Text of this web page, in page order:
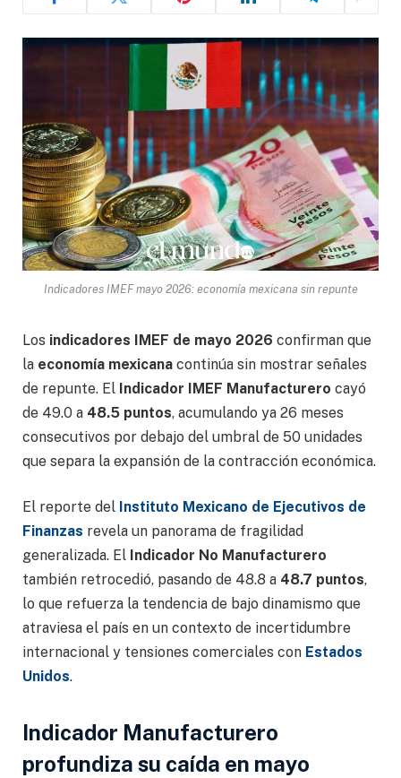
Indicadores IMEF mayo 2026: economía mexicana sin repunte
Los indicadores IMEF de mayo 2026 confirman que
la economía mexicana continúa sin mostrar señales
de repunte. El Indicador IMEF Manufacturero cayó
de 49.0 a 48.5 puntos, acumulando ya 26 meses
consecutivos por debajo del umbral de 50 unidades
que separa la expansión de la contracción económica.
El reporte del Instituto Mexicano de Ejecutivos de
Finanzas revela un panorama de fragilidad
generalizada. El Indicador No Manufacturero
también retrocedió, pasando de 48.8 a 48.7 puntos,
lo que refuerza la tendencia de bajo dinamismo que
atraviesa el país en un contexto de incertidumbre
internacional y tensiones comerciales con Estados
Unidos.
Indicador Manufacturero
profundiza su caída en mayo